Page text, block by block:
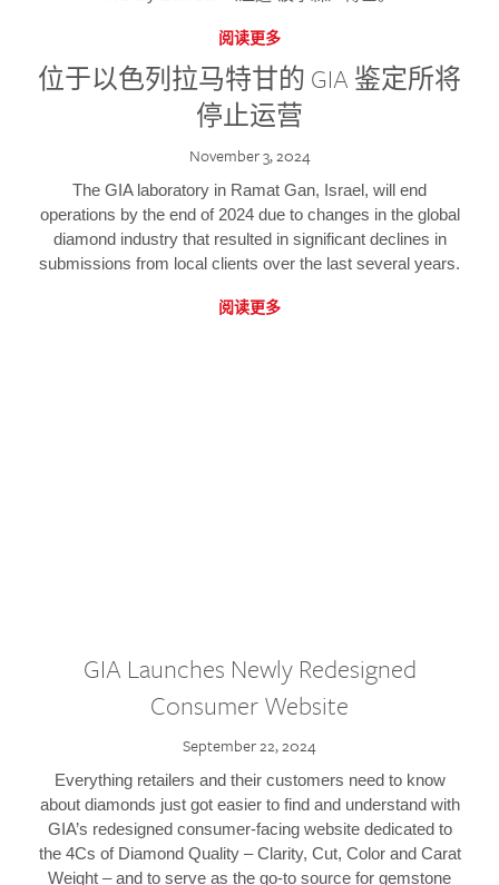
阅读更多
位于以色列拉马特甘的 GIA 鉴定所将
停止运营
November 3, 2024
The GIA laboratory in Ramat Gan, Israel, will end
operations by the end of 2024 due to changes in the global
diamond industry that resulted in significant declines in
submissions from local clients over the last several years.
阅读更多
GIA Launches Newly Redesigned
Consumer Website
September 22, 2024
Everything retailers and their customers need to know
about diamonds just got easier to find and understand with
GIA’s redesigned consumer-facing website dedicated to
the 4Cs of Diamond Quality – Clarity, Cut, Color and Carat
Weight – and to serve as the go-to source for gemstone